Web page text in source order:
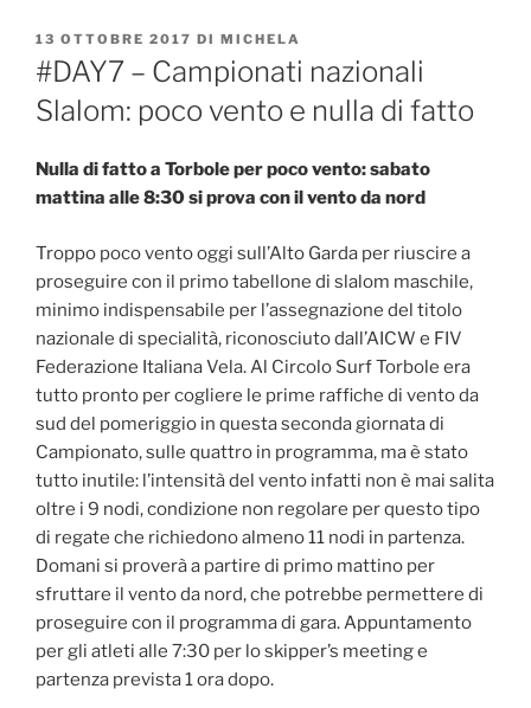
PUBBLICATO
IL
13 OTTOBRE 2017 DI MICHELA
#DAY7 – Campionati nazionali
Slalom: poco vento e nulla di fatto
Nulla di fatto a Torbole per poco vento: sabato
mattina alle 8:30 si prova con il vento da nord
Troppo poco vento oggi sull’Alto Garda per riuscire a
proseguire con il primo tabellone di slalom maschile,
minimo indispensabile per l’assegnazione del titolo
nazionale di specialità, riconosciuto dall’AICW e FIV
Federazione Italiana Vela. Al Circolo Surf Torbole era
tutto pronto per cogliere le prime raffiche di vento da
sud del pomeriggio in questa seconda giornata di
Campionato, sulle quattro in programma, ma è stato
tutto inutile: l’intensità del vento infatti non è mai salita
oltre i 9 nodi, condizione non regolare per questo tipo
di regate che richiedono almeno 11 nodi in partenza.
Domani si proverà a partire di primo mattino per
sfruttare il vento da nord, che potrebbe permettere di
proseguire con il programma di gara. Appuntamento
per gli atleti alle 7:30 per lo skipper’s meeting e
partenza prevista 1 ora dopo.